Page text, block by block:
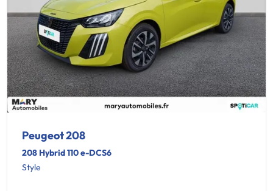
Peugeot 208
208 Hybrid 110 e-DCS6
Style